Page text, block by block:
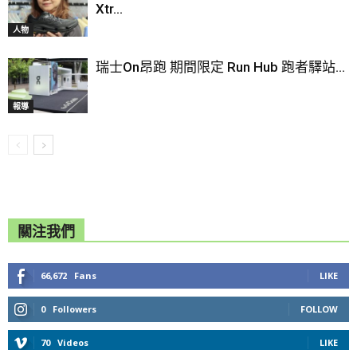
人物
Xtr...
報導
瑞士On昂跑 期間限定 Run Hub 跑者驛站...
關注我們
66,672 Fans LIKE
0 Followers FOLLOW
70 Videos LIKE